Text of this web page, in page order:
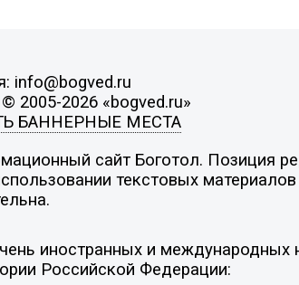
info@bogved.ru
2005-2026 «bogved.ru»
БАННЕРНЫЕ МЕСТА
сайт Боготол. Позиция
текстовых
иностранных и международных
Российской Федерации: